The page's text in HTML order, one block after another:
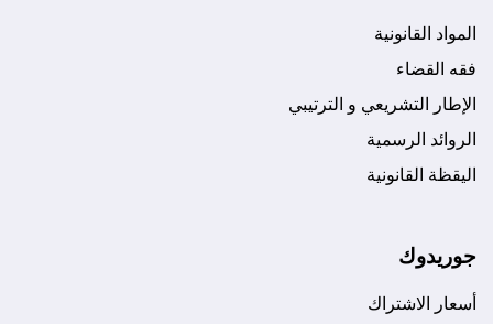
المواد القانونية
فقه القضاء
الإطار التشريعي و الترتيبي
الروائد الرسمية
اليقظة القانونية
جوريدوك
أسعار الاشتراك